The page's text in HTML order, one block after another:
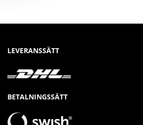
LEVERANSSÄTT
BETALNINGSSÄTT